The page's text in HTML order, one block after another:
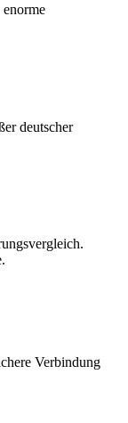
deutscher
Verbindung